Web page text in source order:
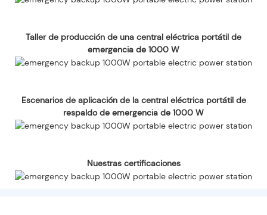
Taller de producción de una central eléctrica portátil de
emergencia de 1000 W
Escenarios de aplicación de la central eléctrica portátil de
respaldo de emergencia de 1000 W
Nuestras certificaciones